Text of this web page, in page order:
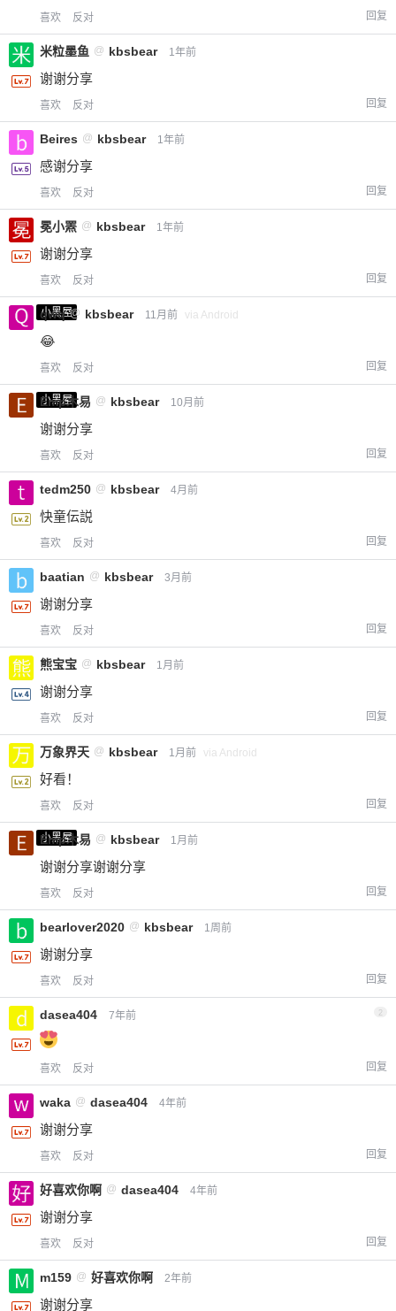
喜欢 反对 回复
米粒墨鱼 @ kbsbear 1年前
谢谢分享
喜欢 反对 回复
Beires @ kbsbear 1年前
感谢分享
喜欢 反对 回复
冕小罴 @ kbsbear 1年前
谢谢分享
喜欢 反对 回复
小黑屋
qwq @ kbsbear 11月前 via Android
😂
喜欢 反对 回复
小黑屋
Emp木易 @ kbsbear 10月前
谢谢分享
喜欢 反对 回复
tedm250 @ kbsbear 4月前
快童伝説
喜欢 反对 回复
baatian @ kbsbear 3月前
谢谢分享
喜欢 反对 回复
熊宝宝 @ kbsbear 1月前
谢谢分享
喜欢 反对 回复
万象界天 @ kbsbear 1月前 via Android
好看！
喜欢 反对 回复
小黑屋
Emp木易 @ kbsbear 1月前
谢谢分享谢谢分享
喜欢 反对 回复
bearlover2020 @ kbsbear 1周前
谢谢分享
喜欢 反对 回复
dasea404 7年前 2
喜欢 反对 回复
waka @ dasea404 4年前
谢谢分享
喜欢 反对 回复
好喜欢你啊 @ dasea404 4年前
谢谢分享
喜欢 反对 回复
m159 @ 好喜欢你啊 2年前
谢谢分享